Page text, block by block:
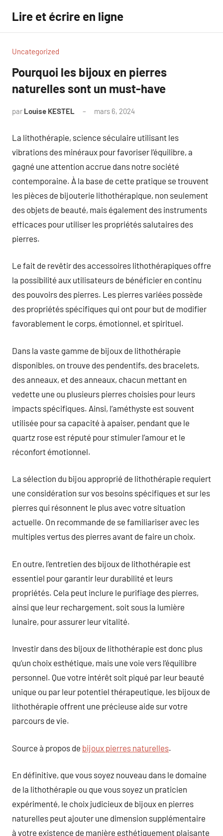
contenu
Lire et écrire en ligne
Uncategorized
Pourquoi les bijoux en pierres
naturelles sont un must-have
par Louise KESTEL mars 6, 2024
La lithothérapie, science séculaire utilisant les
vibrations des minéraux pour favoriser l’équilibre, a
gagné une attention accrue dans notre société
contemporaine. À la base de cette pratique se trouvent
les pièces de bijouterie lithothérapique, non seulement
des objets de beauté, mais également des instruments
efficaces pour utiliser les propriétés salutaires des
pierres.
Le fait de revêtir des accessoires lithothérapiques offre
la possibilité aux utilisateurs de bénéficier en continu
des pouvoirs des pierres. Les pierres variées possède
des propriétés spécifiques qui ont pour but de modifier
favorablement le corps, émotionnel, et spirituel.
Dans la vaste gamme de bijoux de lithothérapie
disponibles, on trouve des pendentifs, des bracelets,
des anneaux, et des anneaux, chacun mettant en
vedette une ou plusieurs pierres choisies pour leurs
impacts spécifiques. Ainsi, l’améthyste est souvent
utilisée pour sa capacité à apaiser, pendant que le
quartz rose est réputé pour stimuler l’amour et le
réconfort émotionnel.
La sélection du bijou approprié de lithothérapie requiert
une considération sur vos besoins spécifiques et sur les
pierres qui résonnent le plus avec votre situation
actuelle. On recommande de se familiariser avec les
multiples vertus des pierres avant de faire un choix.
En outre, l’entretien des bijoux de lithothérapie est
essentiel pour garantir leur durabilité et leurs
propriétés. Cela peut inclure le purifiage des pierres,
ainsi que leur rechargement, soit sous la lumière
lunaire, pour assurer leur vitalité.
Investir dans des bijoux de lithothérapie est donc plus
qu’un choix esthétique, mais une voie vers l’équilibre
personnel. Que votre intérêt soit piqué par leur beauté
unique ou par leur potentiel thérapeutique, les bijoux de
lithothérapie offrent une précieuse aide sur votre
parcours de vie.
Source à propos de bijoux pierres naturelles.
En définitive, que vous soyez nouveau dans le domaine
de la lithothérapie ou que vous soyez un praticien
expérimenté, le choix judicieux de bijoux en pierres
naturelles peut ajouter une dimension supplémentaire
à votre existence de manière esthétiquement plaisante